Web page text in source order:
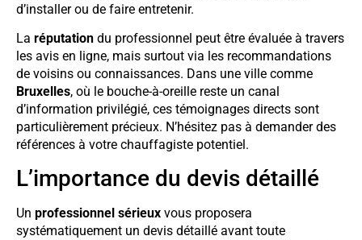
d’installer ou de faire entretenir.
La réputation du professionnel peut être évaluée à travers
les avis en ligne, mais surtout via les recommandations
de voisins ou connaissances. Dans une ville comme
Bruxelles, où le bouche-à-oreille reste un canal
d’information privilégié, ces témoignages directs sont
particulièrement précieux. N’hésitez pas à demander des
références à votre chauffagiste potentiel.
L’importance du devis détaillé
Un professionnel sérieux vous proposera
systématiquement un devis détaillé avant toute